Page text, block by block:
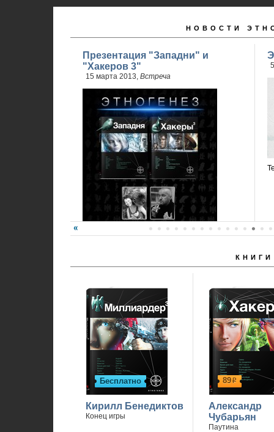
НОВОСТИ
Презентация "Западни" и
"Хакеров 3"
15 марта 2013, Встреча
КНИГИ
Бесплатно
Кирилл Бенедиктов
Конец игры
89р
Александр
Чубарьян
Паутина